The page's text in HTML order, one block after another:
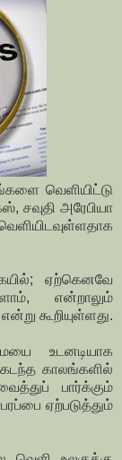
வெளியிட்டு
சவுதி அரேபியா
ஏற்கெனவே
என்றாலும்
கூறியுள்ளது.
உடனடியாக
கடந்த காலங்களில்
பார்க்கும்
ஏற்படுத்தும்